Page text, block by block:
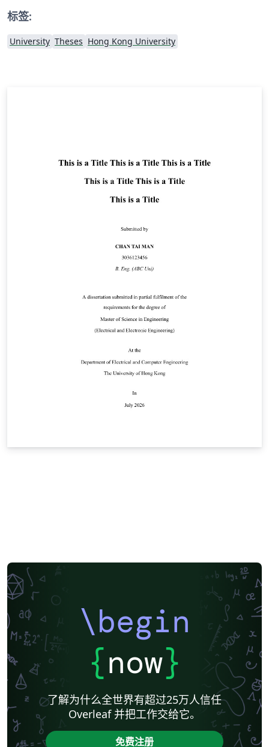
标签:
University Theses Hong Kong University
\begin
{now}
了解为什么全世界有超过25万人信任
Overleaf 并把工作交给它。
免费注册